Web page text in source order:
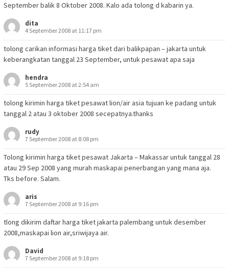
September balik 8 Oktober 2008. Kalo ada tolong d kabarin ya.
dita
4 September 2008 at 11:17 pm
tolong carikan informasi harga tiket dari balikpapan – jakarta untuk
keberangkatan tanggal 23 September, untuk pesawat apa saja
hendra
5 September 2008 at 2:54 am
tolong kirimin harga tiket pesawat lion/air asia tujuan ke padang untuk
tanggal 2 atau 3 oktober 2008 secepatnya.thanks
rudy
7 September 2008 at 8:08 pm
Tolong kirimin harga tiket pesawat Jakarta – Makassar untuk tanggal 28
atau 29 Sep 2008 yang murah maskapai penerbangan yang mana aja.
Tks before. Salam.
aris
7 September 2008 at 9:16 pm
tlong dikirim daftar harga tiket jakarta palembang untuk desember
2008,maskapai lion air,sriwijaya air.
David
7 September 2008 at 9:18 pm